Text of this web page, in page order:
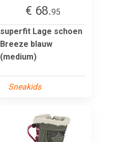
€ 68.95
superfit Lage schoen
Breeze blauw
(medium)
Sneakids